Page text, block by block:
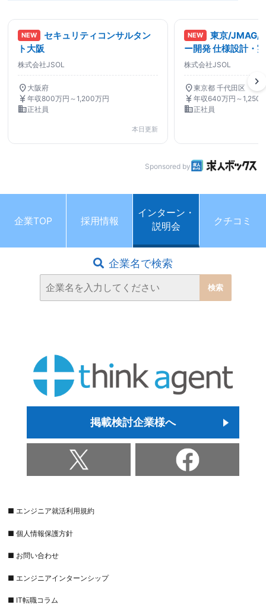
NEW
セキュリティコンサルタン
ト大阪
株式会社JSOL
location_on 大阪府
currency_yen年収800万円～1,200万円
business正社員
本日更新
NEW
東京/JMAG/
ー開発 仕様設計・
保守/CAE解析
株式会社JSOL
location_on東京都 千代田区
currency_yen年収640万円～1,250
business正社員
chevron_right
Sponsored by
企業TOP 採用情報
インターン・
説明会
クチコミ
企業名で検索
掲載検討企業様へ
■ エンジニア就活利用規約
■ 個人情報保護方針
■ お問い合わせ
■ エンジニアインターンシップ
■ IT転職コラム